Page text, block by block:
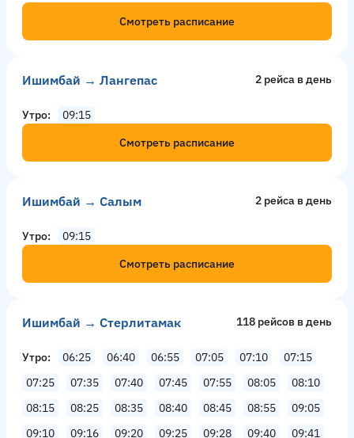
Смотреть расписание
Ишимбай → Лангепас 2 рейсa в день
Утро
09:15
Смотреть расписание
Ишимбай → Салым 2 рейсa в день
Утро
09:15
Смотреть расписание
Ишимбай → Стерлитамак 118 рейсов в день
Утро 06:25 06:40 06:55 07:05 07:10
07:15
07:25
07:35 07:40 07:45 07:55 08:05
08:10
08:15
08:25 08:35 08:40 08:45 08:55
09:05
09:10
09:16 09:20 09:25 09:28 09:40 09:41